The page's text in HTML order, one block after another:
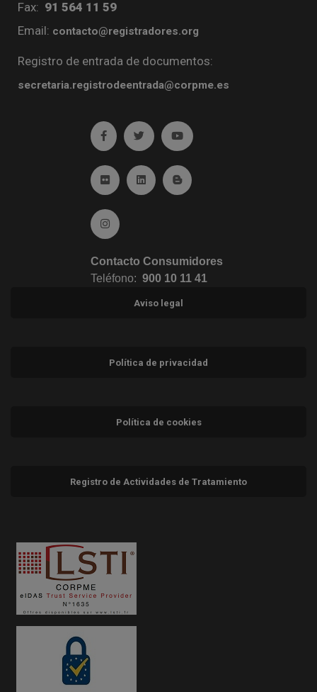
Fax: 91 564 11 59
Email: contacto@registradores.org
Registro de entrada de documentos:
secretaria.registrodeentrada@corpme.es
Ir a facebook (abre en ventana nueva)
Ir a twitter (abre en ventana nueva)
Ir a YouTube (abre en
Ir a Flickr (abre en ventana nueva)
Ir a Linkedin (abre en ventana nueva)
Ir al Blog (abre en ventana
Ir a Instagram (abre en ventana nueva)
Contacto Consumidores
Teléfono: 900 10 11 41
Aviso legal
Política de privacidad
Política de cookies
Registro de Actividades de Tratamiento